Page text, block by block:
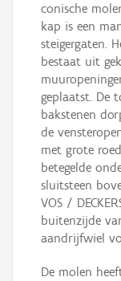
conische
kap is een
steigergaten.
bestaat uit
geplaatst. De
bakstenen
de
met grote
betegelde
sluitsteen
VOS /
buitenzijde
aandrijfwiel
De molen